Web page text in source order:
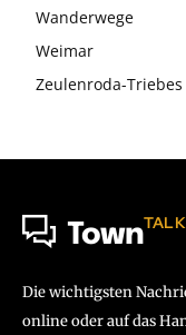
Wanderwege
Weimar
Zeulenroda-Triebes
TownTALK
Die wichtigsten
online oder auf das